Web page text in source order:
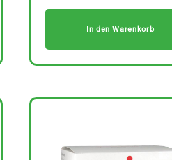
In den Warenkorb